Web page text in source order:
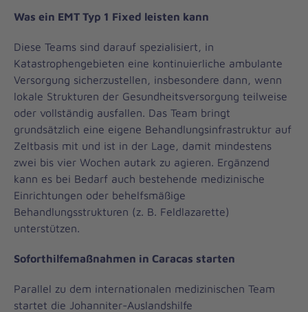
Was ein EMT Typ 1 Fixed leisten kann
Diese Teams sind darauf spezialisiert, in
Katastrophengebieten eine kontinuierliche ambulante
Versorgung sicherzustellen, insbesondere dann, wenn
lokale Strukturen der Gesundheitsversorgung teilweise
oder vollständig ausfallen. Das Team bringt
grundsätzlich eine eigene Behandlungsinfrastruktur auf
Zeltbasis mit und ist in der Lage, damit mindestens
zwei bis vier Wochen autark zu agieren. Ergänzend
kann es bei Bedarf auch bestehende medizinische
Einrichtungen oder behelfsmäßige
Behandlungsstrukturen (z. B. Feldlazarette)
unterstützen.
Soforthilfemaßnahmen in Caracas starten
Parallel zu dem internationalen medizinischen Team
startet die Johanniter-Auslandshilfe